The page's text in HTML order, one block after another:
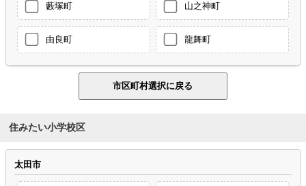
藪塚町 山之神町
由良町 龍舞町
住みたい小学校区
太田市